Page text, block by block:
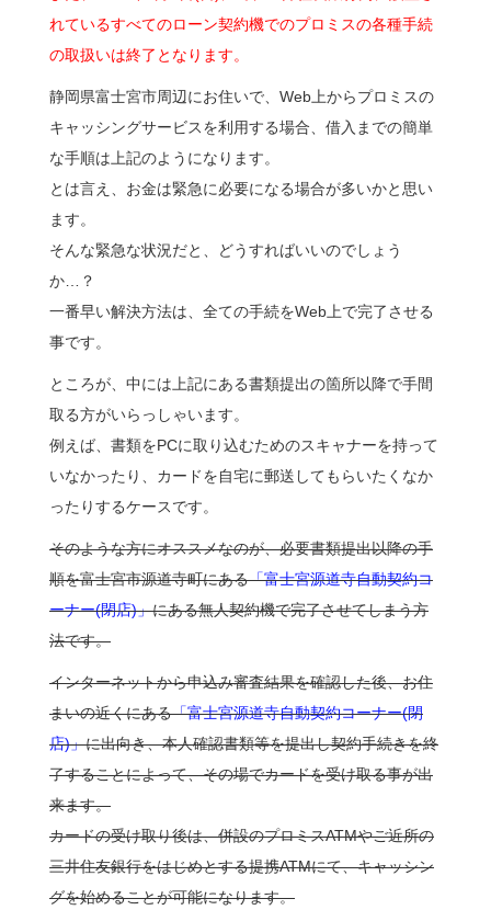
れているすべてのローン契約機でのプロミスの各種手続
の取扱いは終了となります。
静岡県富士宮市周辺にお住いで、Web上からプロミスの
キャッシングサービスを利用する場合、借入までの簡単
な手順は上記のようになります。
とは言え、お金は緊急に必要になる場合が多いかと思い
ます。
そんな緊急な状況だと、どうすればいいのでしょう
か…？
一番早い解決方法は、全ての手続をWeb上で完了させる
事です。
ところが、中には上記にある書類提出の箇所以降で手間
取る方がいらっしゃいます。
例えば、書類をPCに取り込むためのスキャナーを持って
いなかったり、カードを自宅に郵送してもらいたくなか
ったりするケースです。
そのような方にオススメなのが、必要書類提出以降の手
順を富士宮市源道寺町にある「富士宮源道寺自動契約コ
ーナー(閉店)」にある無人契約機で完了させてしまう方
法です。
インターネットから申込み審査結果を確認した後、お住
まいの近くにある「富士宮源道寺自動契約コーナー(閉
店)」に出向き、本人確認書類等を提出し契約手続きを終
了することによって、その場でカードを受け取る事が出
来ます。
カードの受け取り後は、併設のプロミスATMやご近所の
三井住友銀行をはじめとする提携ATMにて、キャッシン
グを始めることが可能になります。